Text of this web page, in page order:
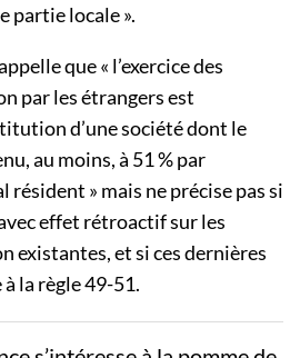
partie locale ».
que « l’exercice des
par les étrangers est
d’une société dont le
au moins, à 51 % par
» mais ne précise pas si
effet rétroactif sur les
existantes, et si ces dernières
la règle 49-51.